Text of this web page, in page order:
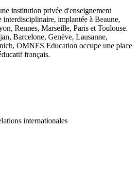
institution privée d'enseignement
interdisciplinaire, implantée à Beaune,
Rennes, Marseille, Paris et Toulouse.
Barcelone, Genève, Lausanne,
OMNES Education occupe une place
français.
internationales